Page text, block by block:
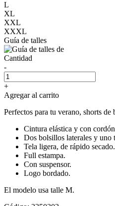
L
XL
XXL
XXXL
Guía de talles
Cantidad
-
+
Agregar al carrito
Perfectos para tu verano, shorts de
Cintura elástica y con
Dos bolsillos laterales y uno
Tela ligera, de rápido secado.
Full estampa.
Con suspensor.
Logo bordado.
El modelo usa talle M.